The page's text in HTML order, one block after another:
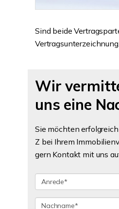
Sind beide
Wir
uns eine
Sie möchten
Z bei Ihrem
gern Kontakt mit uns